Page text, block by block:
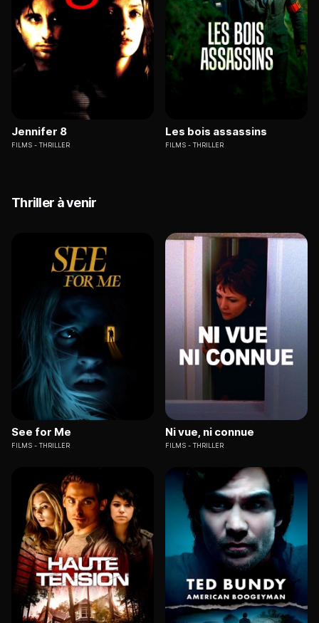
Jennifer 8
FILMS THRILLER
Les bois assassins
FILMS THRILLER
Thriller à venir
See for Me
FILMS THRILLER
Ni vue, ni connue
FILMS THRILLER